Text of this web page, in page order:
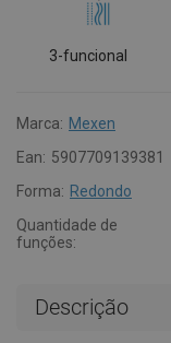
3-funcional
Marca: Mexen
Ean: 5907709139381
Forma: Redondo
Quantidade de
funções:
Descrição